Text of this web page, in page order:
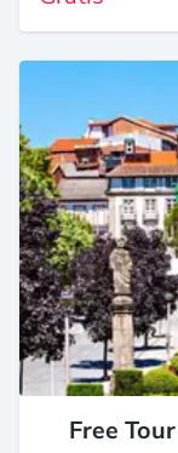
Free